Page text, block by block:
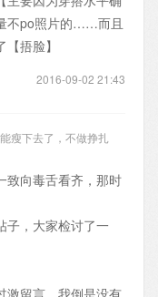
不po照片的……而且
捂脸】
2016-09-02 21:43
瘦下去了，不做挣扎
致向毒舌看齐，那时
子，大家检讨了一
激留言，我倒是没有